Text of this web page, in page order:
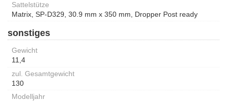
Sattelstütze
Matrix, SP-D329, 30.9 mm x 350 mm, Dropper Post ready
sonstiges
Gewicht
11,4
zul. Gesamtgewicht
130
Modelljahr